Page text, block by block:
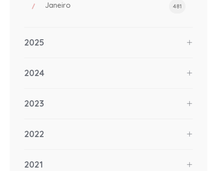
Janeiro 481
2025
2024
2023
2022
2021